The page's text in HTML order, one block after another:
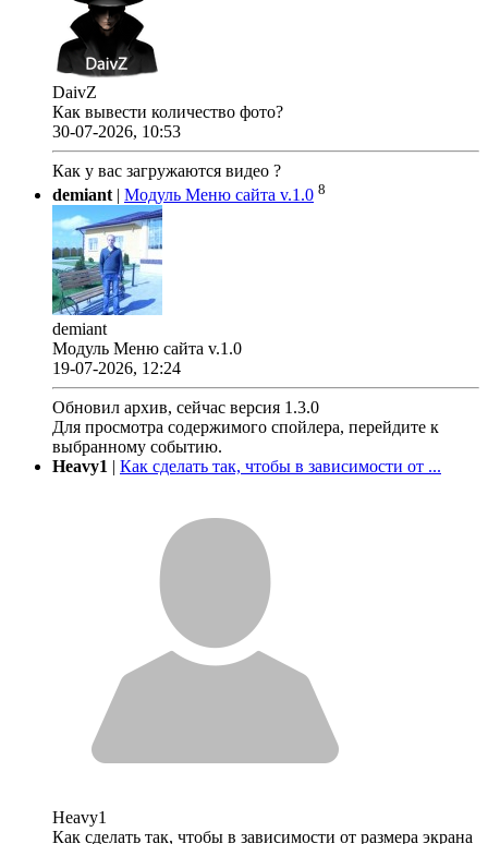
DaivZ
Как вывести количество фото?
30-07-2026, 10:53
Как у вас загружаются видео ?
demiant | Модуль Меню сайта v.1.0 8
demiant
Модуль Меню сайта v.1.0
19-07-2026, 12:24
Обновил архив, сейчас версия 1.3.0
Для просмотра содержимого спойлера, перейдите к
выбранному событию.
Heavy1 | Как сделать так, чтобы в зависимости от ...
Heavy1
Как сделать так, чтобы в зависимости от размера экрана